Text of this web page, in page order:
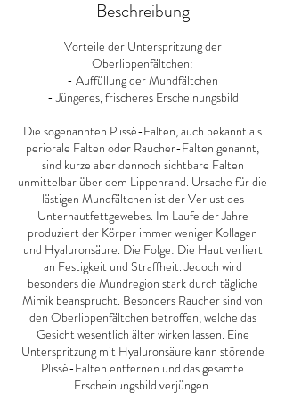
Beschreibung
Vorteile der Unterspritzung der
Oberlippenfältchen:
- Auffüllung der Mundfältchen
- Jüngeres, frischeres Erscheinungsbild
Die sogenannten Plissé-Falten, auch bekannt als
periorale Falten oder Raucher-Falten genannt,
sind kurze aber dennoch sichtbare Falten
unmittelbar über dem Lippenrand. Ursache für die
lästigen Mundfältchen ist der Verlust des
Unterhautfettgewebes. Im Laufe der Jahre
produziert der Körper immer weniger Kollagen
und Hyaluronsäure. Die Folge: Die Haut verliert
an Festigkeit und Straffheit. Jedoch wird
besonders die Mundregion stark durch tägliche
Mimik beansprucht. Besonders Raucher sind von
den Oberlippenfältchen betroffen, welche das
Gesicht wesentlich älter wirken lassen. Eine
Unterspritzung mit Hyaluronsäure kann störende
Plissé-Falten entfernen und das gesamte
Erscheinungsbild verjüngen.